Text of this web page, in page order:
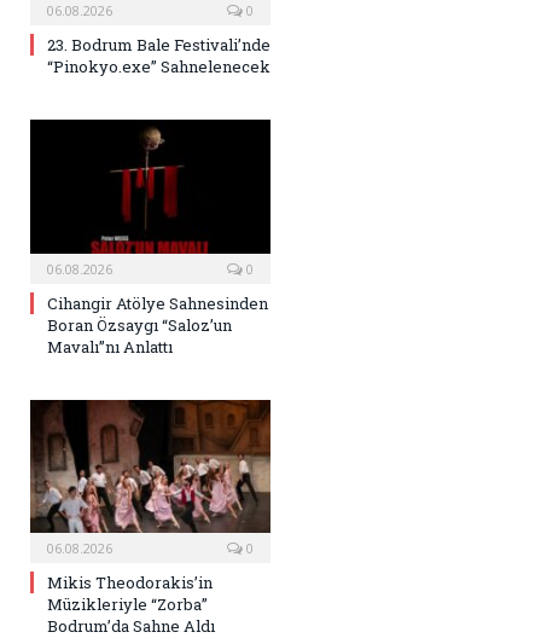
06.08.2026 0
23. Bodrum Bale Festivali’nde
“Pinokyo.exe” Sahnelenecek
06.08.2026 0
Cihangir Atölye Sahnesinden
Boran Özsaygı “Saloz’un
Mavalı”nı Anlattı
06.08.2026 0
Mikis Theodorakis’in
Müzikleriyle “Zorba”
Bodrum’da Sahne Aldı